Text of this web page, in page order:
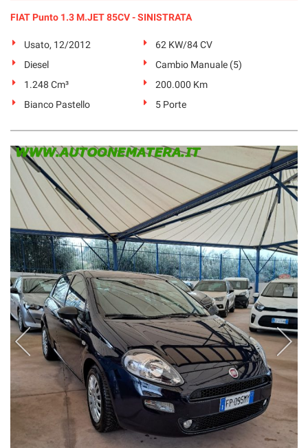
FIAT Punto 1.3 M.JET 85CV - SINISTRATA
Usato, 12/2012
62 KW/84 CV
Diesel
Cambio Manuale (5)
1.248 Cm³
200.000 Km
Bianco Pastello
5 Porte